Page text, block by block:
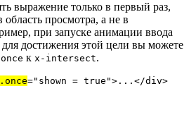
выражение только в первый раз,
область просмотра, а не в
при запуске анимации ввода
для достижения этой цели вы можете
к x-intersect.
.once=" shown = true ">...</div>